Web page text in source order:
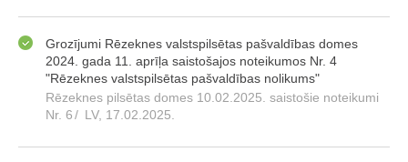
Grozījumi Rēzeknes valstspilsētas pašvaldības domes
2024. gada 11. aprīļa saistošajos noteikumos Nr. 4
"Rēzeknes valstspilsētas pašvaldības nolikums"
Rēzeknes pilsētas domes 10.02.2025. saistošie noteikumi
Nr. 6/ LV, 17.02.2025.